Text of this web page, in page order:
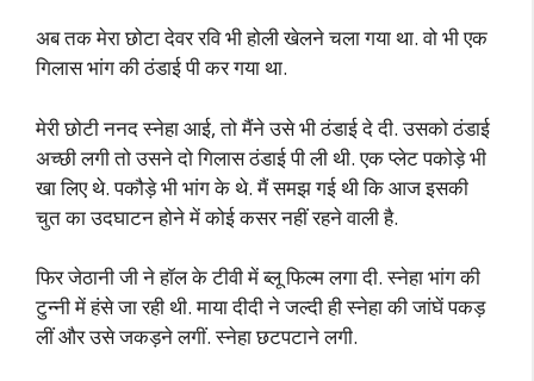
अब तक मेरा छोटा देवर रवि भी होली खेलने चला गया था. वो भी एक
गिलास भांग की ठंडाई पी कर गया था.
मेरी छोटी ननद स्नेहा आई, तो मैंने उसे भी ठंडाई दे दी. उसको ठंडाई
अच्छी लगी तो उसने दो गिलास ठंडाई पी ली थी. एक प्लेट पकोड़े भी
खा लिए थे. पकौड़े भी भांग के थे. मैं समझ गई थी कि आज इसकी
चुत का उदघाटन होने में कोई कसर नहीं रहने वाली है.
फिर जेठानी जी ने हॉल के टीवी में ब्लू फिल्म लगा दी. स्नेहा भांग की
टुन्नी में हंसे जा रही थी. माया दीदी ने जल्दी ही स्नेहा की जांघें पकड़
लीं और उसे जकड़ने लगीं. स्नेहा छटपटाने लगी.